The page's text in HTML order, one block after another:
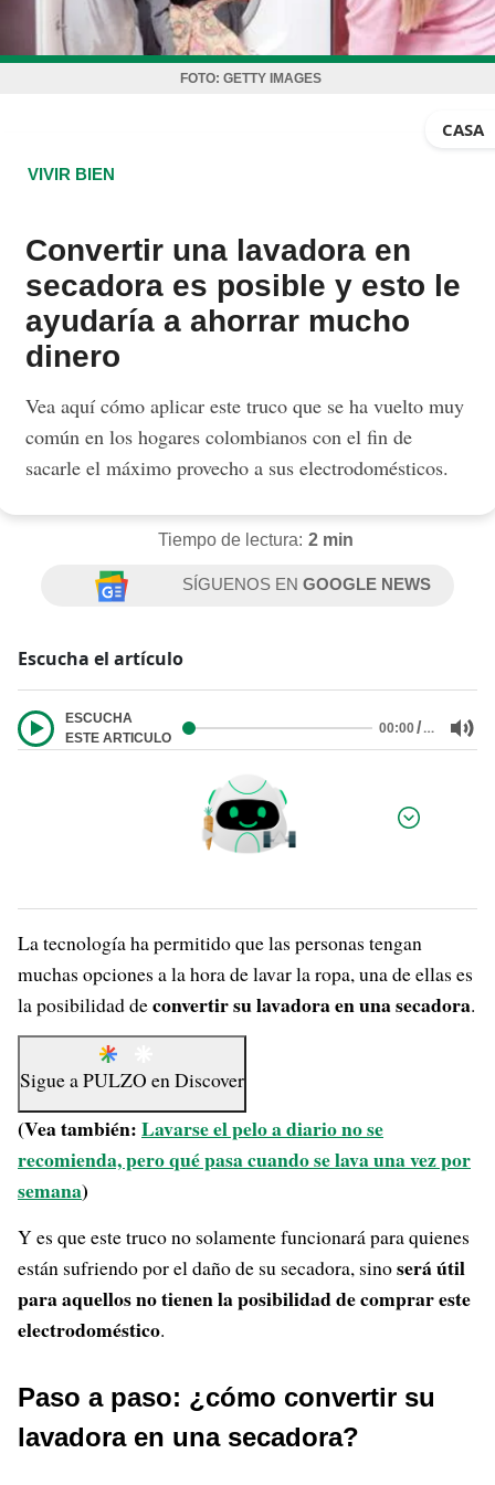
FOTO: GETTY IMAGES
CASA
VIVIR BIEN
Convertir una lavadora en
secadora es posible y esto le
ayudaría a ahorrar mucho
dinero
Vea aquí cómo aplicar este truco que se ha vuelto muy
común en los hogares colombianos con el fin de
sacarle el máximo provecho a sus electrodomésticos.
Tiempo de lectura: 2 min
SÍGUENOS ENGOOGLE NEWS
Escucha el artículo
ESCUCHA
ESTE ARTICULO
00:00/…
Por:
La tecnología ha permitido que las personas tengan
muchas opciones a la hora de lavar la ropa, una de ellas es
la posibilidad deconvertir su lavadora en una secadora.
Sigue aPULZO enDiscover
(Vea también:Lavarse el pelo a diario no se
recomienda, pero qué pasa cuando se lava una vez por
semana)
Y es que este truco no solamente funcionará para quienes
están sufriendo por el daño de su secadora, sinoserá útil
para aquellos no tienen la posibilidad de comprar este
electrodoméstico.
Paso a paso: ¿cómo convertir su
lavadora en una secadora?